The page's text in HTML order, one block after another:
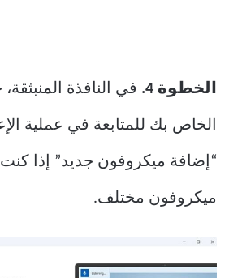
الخطوة 4. في النافذة
الخاص بك للمتابعة في عملية
“إضافة ميكروفون جديد” إذا
ميكروفون مختلف.